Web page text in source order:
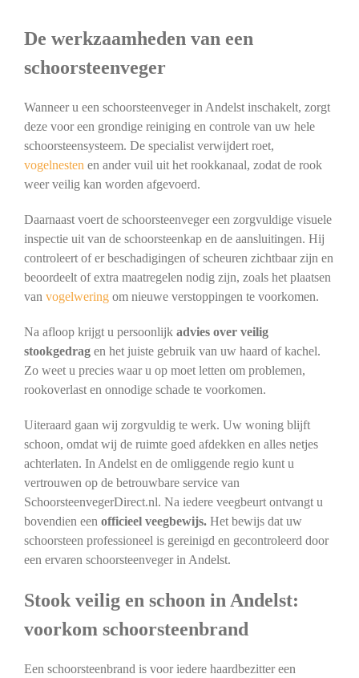
De werkzaamheden van een
schoorsteenveger
Wanneer u een schoorsteenveger in Andelst inschakelt, zorgt
deze voor een grondige reiniging en controle van uw hele
schoorsteensysteem. De specialist verwijdert roet,
vogelnesten en ander vuil uit het rookkanaal, zodat de rook
weer veilig kan worden afgevoerd.
Daarnaast voert de schoorsteenveger een zorgvuldige visuele
inspectie uit van de schoorsteenkap en de aansluitingen. Hij
controleert of er beschadigingen of scheuren zichtbaar zijn en
beoordeelt of extra maatregelen nodig zijn, zoals het plaatsen
van vogelweringom nieuwe verstoppingen te voorkomen.
Na afloop krijgt u persoonlijk advies over veilig
stookgedragen het juiste gebruik van uw haard of kachel.
Zo weet u precies waar u op moet letten om problemen,
rookoverlast en onnodige schade te voorkomen.
Uiteraard gaan wij zorgvuldig te werk. Uw woning blijft
schoon, omdat wij de ruimte goed afdekken en alles netjes
achterlaten. In Andelst en de omliggende regio kunt u
vertrouwen op de betrouwbare service van
SchoorsteenvegerDirect.nl. Na iedere veegbeurt ontvangt u
bovendien een officieel veegbewijs. Het bewijs dat uw
schoorsteen professioneel is gereinigd en gecontroleerd door
een ervaren schoorsteenveger in Andelst.
Stook veilig en schoon in Andelst:
voorkom schoorsteenbrand
Een schoorsteenbrand is voor iedere haardbezitter een